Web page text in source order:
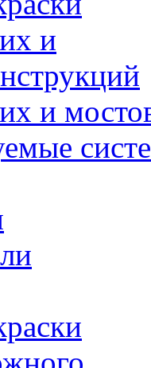
и